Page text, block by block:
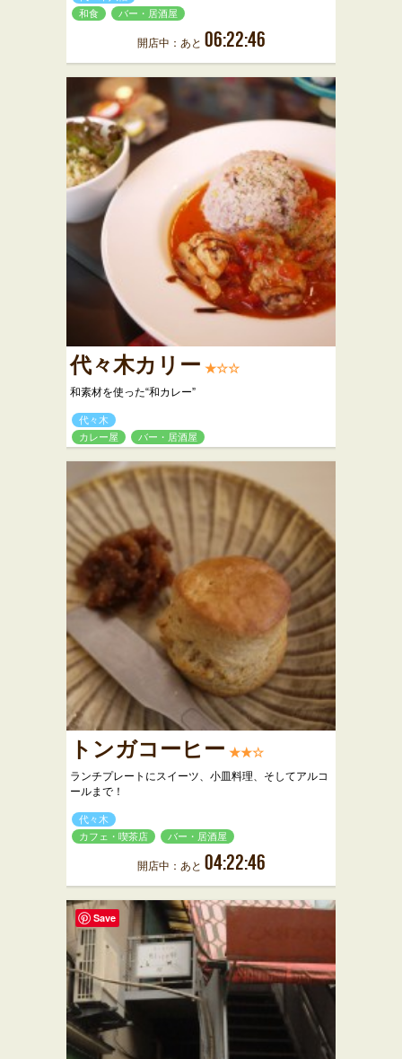
和食
バー・居酒屋
開店中：あと 06:22:46
代々木カリー ★☆☆
和素材を使った“和カレー”
代々木
カレー屋
バー・居酒屋
トンガコーヒー ★★☆
ランチプレートにスイーツ、小皿料理、そしてアルコ
ールまで！
代々木
カフェ・喫茶店
バー・居酒屋
開店中：あと 04:22:46
Save